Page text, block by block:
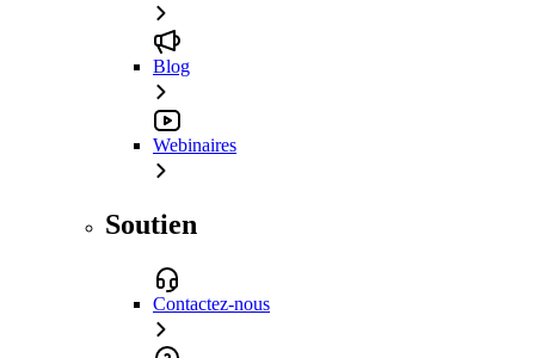
Blog
Webinaires
Soutien
Contactez-nous